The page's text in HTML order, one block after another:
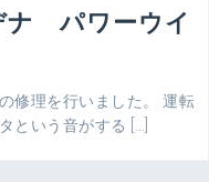
パワーウイ
修理を行いました。 運転
という音がする […]